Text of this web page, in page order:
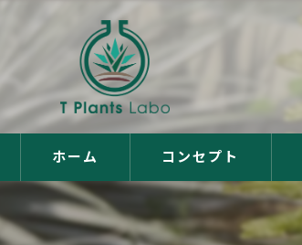
ホーム コンセプト